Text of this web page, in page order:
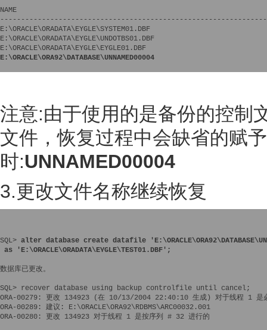
NAME
E:\ORACLE\ORADATA\EYGLE\SYSTEM01.DBF
E:\ORACLE\ORADATA\EYGLE\UNDOTBS01.DBF
E:\ORACLE\ORA92\DATABASE\UNNAMED00004
注意:由于使用的是备份的控制
文件，恢复过程中会缺省的赋
时:UNNAMED00004
3.更改文件名称继续恢复
SQL> alter database create datafile
数据库已更改。
SQL> recover database using backup controlfile until cancel;
ORA-00279: 更改 134923 (在 10/13/2004 22:40:10 生成) 对于线程 1 是
ORA-00289: 建议: E:\ORACLE\ORA92\RDBMS\ARC00032.001
ORA-00280: 更改 134923 对于线程 1 是按序列 # 32 进行的